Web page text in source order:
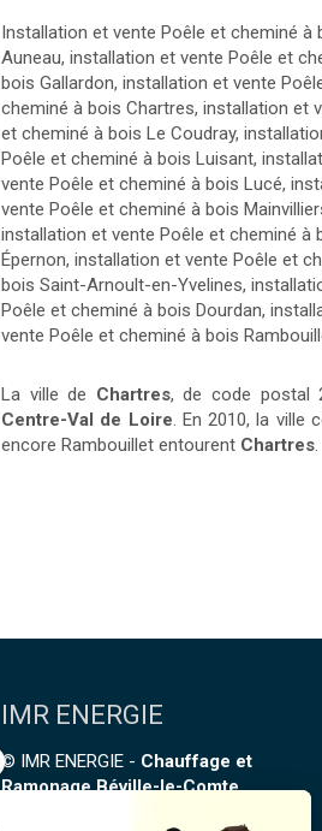
Installation et vente Poêle et cheminé à
Auneau, installation et vente Poêle et
bois Gallardon, installation et vente
cheminé à bois Chartres, installation et
et cheminé à bois Le Coudray,
Poêle et cheminé à bois Luisant,
vente Poêle et cheminé à bois Lucé,
vente Poêle et cheminé à bois
installation et vente Poêle et cheminé à
Épernon, installation et vente Poêle et
bois Saint-Arnoult-en-Yvelines,
Poêle et cheminé à bois Dourdan,
vente Poêle et cheminé à bois
La ville de Chartres, de code postal
Centre-Val de Loire. En 2010, la ville
encore Rambouillet entourent Chartres.
IMR ENERGIE
© IMR ENERGIE - Chauffage et
Ramonage Béville-le-Comte
RGE